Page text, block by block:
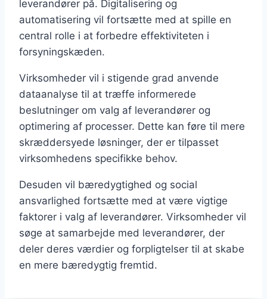
leverandører på. Digitalisering og
automatisering vil fortsætte med at spille en
central rolle i at forbedre effektiviteten i
forsyningskæden.
Virksomheder vil i stigende grad anvende
dataanalyse til at træffe informerede
beslutninger om valg af leverandører og
optimering af processer. Dette kan føre til mere
skræddersyede løsninger, der er tilpasset
virksomhedens specifikke behov.
Desuden vil bæredygtighed og social
ansvarlighed fortsætte med at være vigtige
faktorer i valg af leverandører. Virksomheder vil
søge at samarbejde med leverandører, der
deler deres værdier og forpligtelser til at skabe
en mere bæredygtig fremtid.